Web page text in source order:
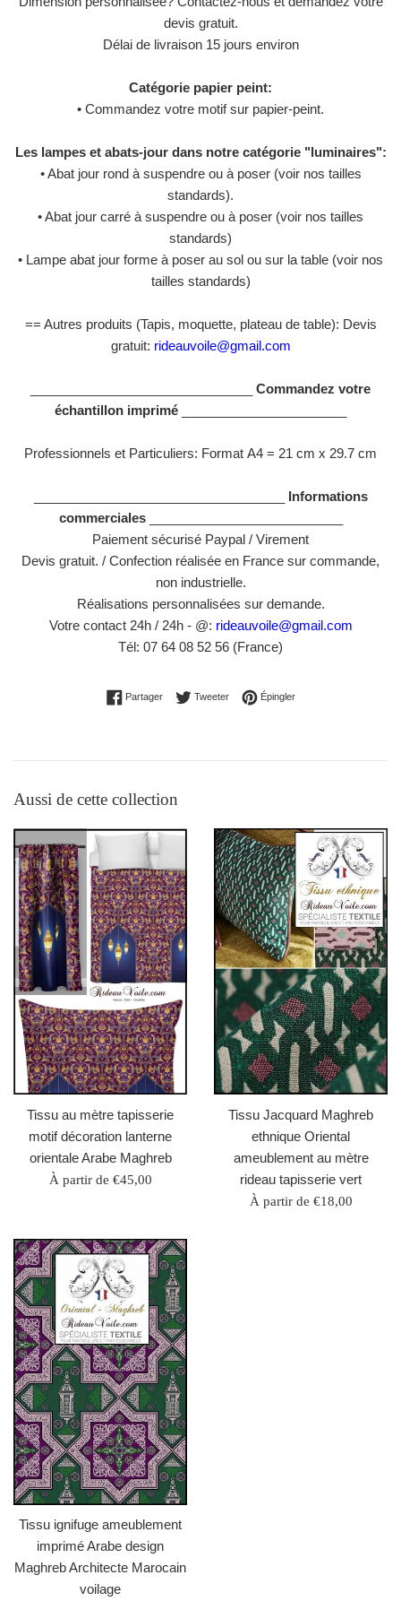
devis gratuit.
Délai de livraison 15 jours environ
Catégorie papier peint:
• Commandez votre motif sur papier-peint.
Les lampes et abats-jour dans notre catégorie "luminaires":
• Abat jour rond à suspendre ou à poser (voir nos tailles
standards).
• Abat jour carré à suspendre ou à poser (voir nos tailles
standards)
• Lampe abat jour forme à poser au sol ou sur la table (voir nos
tailles standards)
== Autres produits (Tapis, moquette, plateau de table): Devis
gratuit: rideauvoile@gmail.com
Commandez votre
échantillon imprimé
Professionnels et Particuliers: Format A4 = 21 cm x 29.7 cm
Informations
commerciales___________________________
Paiement sécurisé Paypal / Virement
Devis gratuit. / Confection réalisée en France sur commande,
non industrielle.
Réalisations personnalisées sur demande.
Votre contact 24h / 24h - @: rideauvoile@gmail.com
Tél: 07 64 08 52 56 (France)
PartagerPartager sur Facebook
TweeterTweeter sur Twitter
ÉpinglerÉpingler sur Pinterest
Aussi de cette collection
Tissu au mètre tapisserie
motif décoration lanterne
orientale Arabe Maghreb
À partir de €45,00
Tissu Jacquard Maghreb
ethnique Oriental
ameublement au mètre
rideau tapisserie vert
À partir de €18,00
Tissu ignifuge ameublement
imprimé Arabe design
Maghreb Architecte Marocain
voilage